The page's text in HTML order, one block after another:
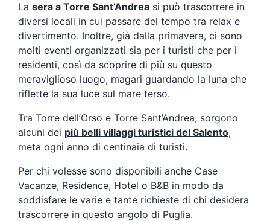
La sera a Torre Sant’Andrea si può trascorrere in
diversi locali in cui passare del tempo tra relax e
divertimento. Inoltre, già dalla primavera, ci sono
molti eventi organizzati sia per i turisti che per i
residenti, così da scoprire di più su questo
meraviglioso luogo, magari guardando la luna che
riflette la sua luce sul mare terso.
Tra Torre dell’Orso e Torre Sant’Andrea, sorgono
alcuni dei più belli villaggi turistici del Salento,
meta ogni anno di centinaia di turisti.
Per chi volesse sono disponibili anche Case
Vacanze, Residence, Hotel o B&B in modo da
soddisfare le varie e tante richieste di chi desidera
trascorrere in questo angolo di Puglia.